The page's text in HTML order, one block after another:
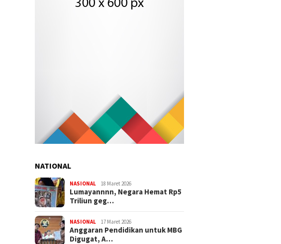
NATIONAL
NASIONAL 18 Maret 2026
Lumayannnn, Negara Hemat Rp5
Triliun geg…
NASIONAL 17 Maret 2026
Anggaran Pendidikan untuk MBG
Digugat, A…